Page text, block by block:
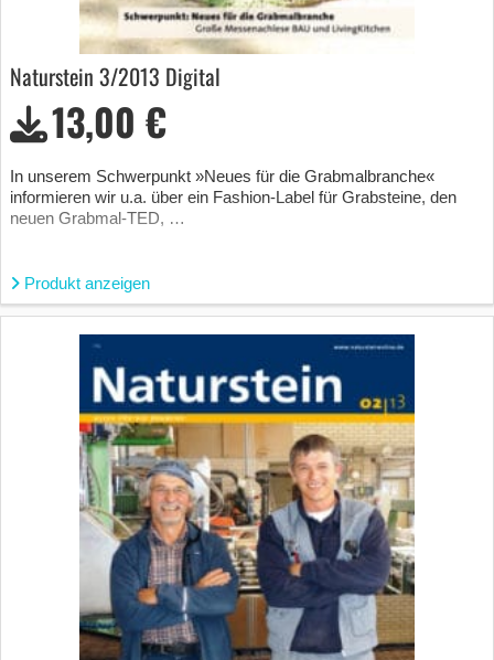
Naturstein 3/2013 Digital
13,00 €
In unserem Schwerpunkt »Neues für die Grabmalbranche«
informieren wir u.a. über ein Fashion-Label für Grabsteine, den
neuen Grabmal-TED, …
Produkt anzeigen